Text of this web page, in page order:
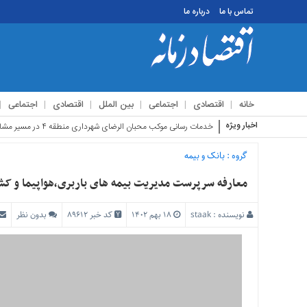
تماس با ما درباره ما
خانه اقتصادی اجتماعی بین الملل اقتصادی اجتماعی
تماس
ما
درباره
اخبار ویژه استقبال زائرین ا
گروه :بانک و بیمه
معارفه سرپرست مدیریت بیمه های باربری،هواپیما و
نویسنده :staak کد خبر 89612 بدون نظر